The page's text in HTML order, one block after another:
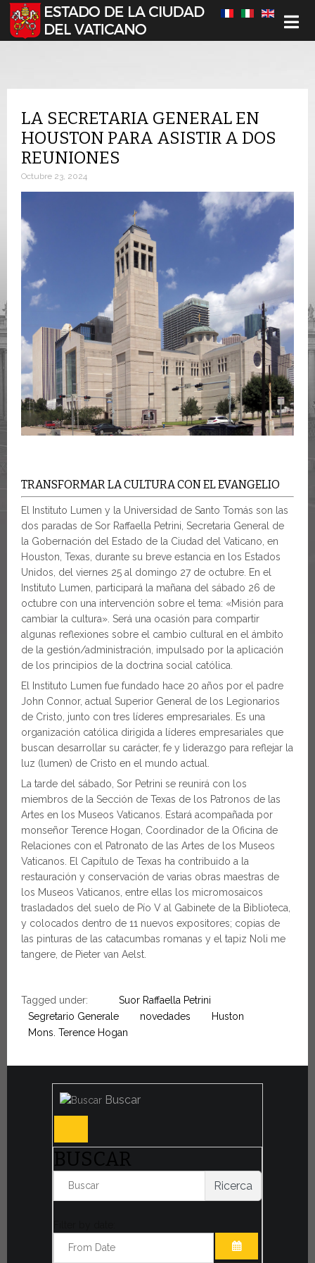
Seleccione su idioma
LA SECRETARIA GENERAL EN
HOUSTON PARA ASISTIR A DOS
REUNIONES
Octubre 23, 2024
TRANSFORMAR LA CULTURA CON EL EVANGELIO
El Instituto Lumen y la Universidad de Santo Tomás son las
dos paradas de Sor Raffaella Petrini, Secretaria General de
la Gobernación del Estado de la Ciudad del Vaticano, en
Houston, Texas, durante su breve estancia en los Estados
Unidos, del viernes 25 al domingo 27 de octubre. En el
Instituto Lumen, participará la mañana del sábado 26 de
octubre con una intervención sobre el tema: «Misión para
cambiar la cultura». Será una ocasión para compartir
algunas reflexiones sobre el cambio cultural en el ámbito
de la gestión/administración, impulsado por la aplicación
de los principios de la doctrina social católica.
El Instituto Lumen fue fundado hace 20 años por el padre
John Connor, actual Superior General de los Legionarios
de Cristo, junto con tres líderes empresariales. Es una
organización católica dirigida a líderes empresariales que
buscan desarrollar su carácter, fe y liderazgo para reflejar la
luz (lumen) de Cristo en el mundo actual.
La tarde del sábado, Sor Petrini se reunirá con los
miembros de la Sección de Texas de los Patronos de las
Artes en los Museos Vaticanos. Estará acompañada por
monseñor Terence Hogan, Coordinador de la Oficina de
Relaciones con el Patronato de las Artes de los Museos
Vaticanos. El Capítulo de Texas ha contribuido a la
restauración y conservación de varias obras maestras de
los Museos Vaticanos, entre ellas los micromosaicos
trasladados del suelo de Pío V al Gabinete de la Biblioteca,
y colocados dentro de 11 nuevos expositores; copias de
las pinturas de las catacumbas romanas y el tapiz Noli me
tangere, de Pieter van Aelst.
Tagged under:
Suor Raffaella Petrini
Segretario Generale
novedades
Huston
Mons. Terence Hogan
Buscar
BUSCAR
Ricerca